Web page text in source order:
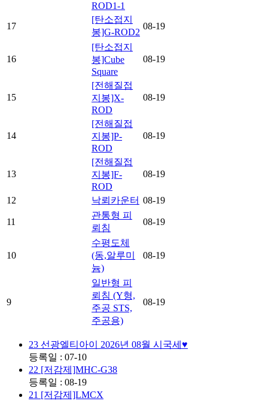
ROD1-1
17
[탄소접지
봉]G-ROD2
08-19
16
[탄소접지
봉]Cube
Square
08-19
15
[전해질접
지봉]X-
ROD
08-19
14
[전해질접
지봉]P-
ROD
08-19
13
[전해질접
지봉]F-
ROD
08-19
12 낙뢰카운터 08-19
11
관통형 피
뢰침
08-19
10
수평도체
(동,알루미
늄)
08-19
9
일반형 피
뢰침 (Y형,
주공 STS,
주공용)
08-19
23 선광엘티아이 2026년 08월 시국세♥
등록일 : 07-10
22 [저감제]MHC-G38
등록일 : 08-19
21 [저감제]LMCX